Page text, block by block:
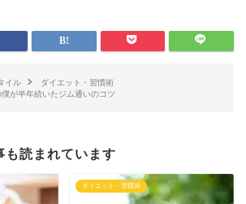
イル
ダイエット・習慣術
が半年続いたジム通いのコツ
も読まれています
ダイエット・習慣術